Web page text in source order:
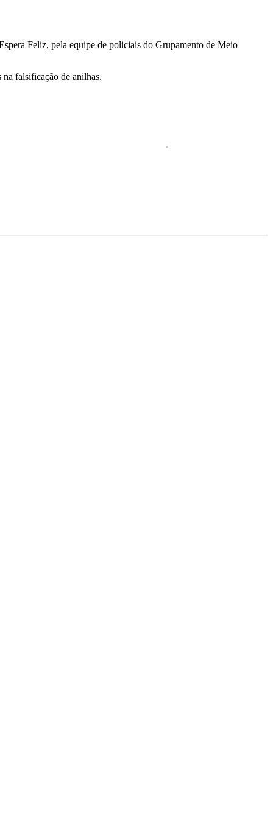
Feliz, pela equipe de policiais do Grupamento de Meio
na falsificação de anilhas.